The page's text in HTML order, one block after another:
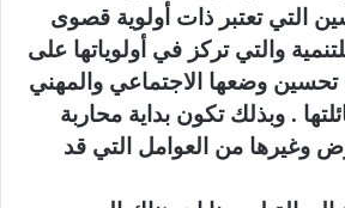
التي تعتبر ذات أولوية قصوى
والتي تركز في أولوياتها على
تحسين وضعها الاجتماعي والمهني
. وبذلك تكون بداية محاربة
وغيرها من العوامل التي قد